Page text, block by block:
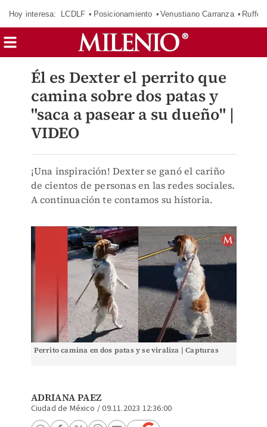
Hoy interesa: LCDLF Posicionamiento Venustiano Carranza Ruffo
Él es Dexter el perrito que
camina sobre dos patas y
"saca a pasear a su dueño" |
VIDEO
¡Una inspiración! Dexter se ganó el cariño
de cientos de personas en las redes sociales.
A continuación te contamos su historia.
Perrito camina en dos patas y se viraliza | Capturas
ADRIANA PAEZ
Ciudad de México /09.11.2023 12:36:00